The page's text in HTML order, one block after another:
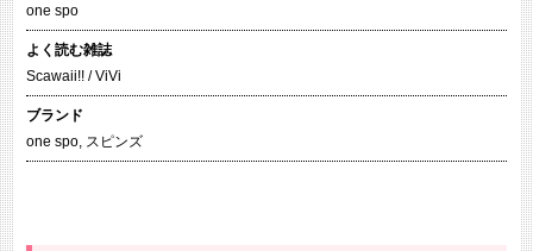
one spo
よく読む雑誌
Scawaii!! / ViVi
ブランド
one spo, スピンズ